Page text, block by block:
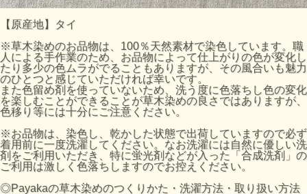
【原産地】タイ
※草木染めのお品物は、100％天然素材で染色しています。職
人による手作業のため、お品物によって仕上がりの色が変化し
たり多少の色ムラがでることもありますが、その風合いも魅力
のひとつと感じていただければ幸いです。
また色留め剤を使っていないため、洗う度に色落ちし色の変化
を楽しむことができることが草木染めの良さではありますが、
色移り等には十分にご注意ください。
※お品物は、染色し、乾かした状態で出荷していますので必ず
着用前に一度洗濯してください。なお洗濯には自然に優しい洗
剤をご利用いただき、特に蛍光剤などが入った「合成洗剤」の
ご利用は激しく色落ちしますのでお控えください。
◎Payakaの草木染めのつくりかた・洗濯方法・取り扱い方法